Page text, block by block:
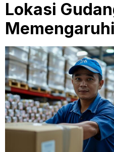
Lokasi